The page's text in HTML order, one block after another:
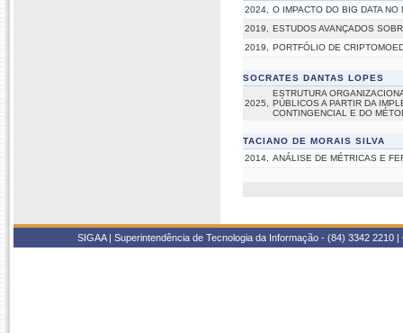
2024,
O IMPACTO DO BIG DATA
2019,
ESTUDOS AVANÇADOS
2019,
PORTFÓLIO DE
SOCRATES DANTAS LOPES
2025,
ESTRUTURA
PÚBLICOS A PARTIR DA
CONTINGENCIAL E DO
TACIANO DE MORAIS SILVA
2014,
ANÁLISE DE MÉTRICAS E
SIGAA | Superintendência de Tecnologia da Informação - (84) 3342